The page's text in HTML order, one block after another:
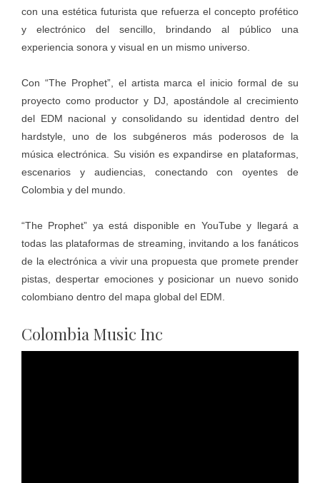
con una estética futurista que refuerza el concepto profético
y electrónico del sencillo, brindando al público una
experiencia sonora y visual en un mismo universo.
Con “The Prophet”, el artista marca el inicio formal de su
proyecto como productor y DJ, apostándole al crecimiento
del EDM nacional y consolidando su identidad dentro del
hardstyle, uno de los subgéneros más poderosos de la
música electrónica. Su visión es expandirse en plataformas,
escenarios y audiencias, conectando con oyentes de
Colombia y del mundo.
“The Prophet” ya está disponible en YouTube y llegará a
todas las plataformas de streaming, invitando a los fanáticos
de la electrónica a vivir una propuesta que promete prender
pistas, despertar emociones y posicionar un nuevo sonido
colombiano dentro del mapa global del EDM.
Colombia Music Inc